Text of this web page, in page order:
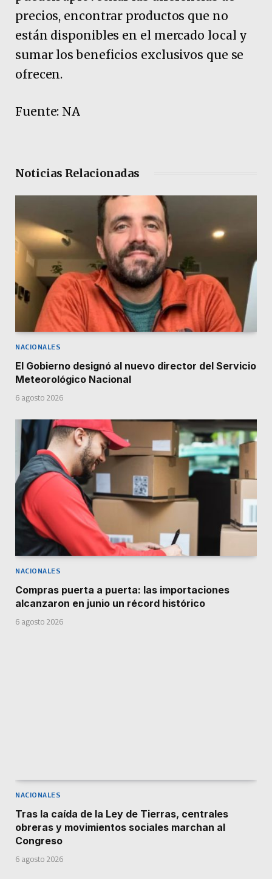
precios, encontrar productos que no
están disponibles en el mercado local y
sumar los beneficios exclusivos que se
ofrecen.
Fuente: NA
Noticias Relacionadas
NACIONALES
El Gobierno designó al nuevo director del Servicio
Meteorológico Nacional
6 agosto 2026
NACIONALES
Compras puerta a puerta: las importaciones
alcanzaron en junio un récord histórico
6 agosto 2026
NACIONALES
Tras la caída de la Ley de Tierras, centrales
obreras y movimientos sociales marchan al
Congreso
6 agosto 2026